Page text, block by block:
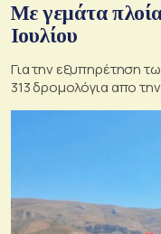
Με γεμάτα πλοία
Ιουλίου
Για την εξυπηρέτηση
313 δρομολόγια απο